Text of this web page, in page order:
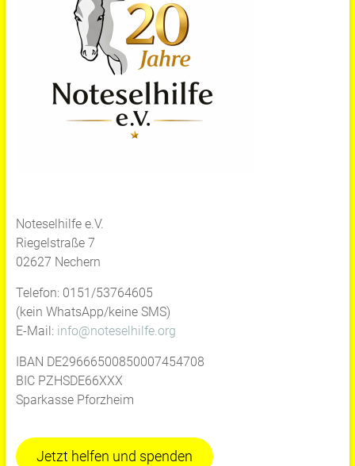
Noteselhilfe e.V.
Riegelstraße 7
02627 Nechern
Telefon: 0151/53764605
(kein WhatsApp/keine SMS)
E-Mail: info@noteselhilfe.org
IBAN DE29666500850007454708
BIC PZHSDE66XXX
Sparkasse Pforzheim
Jetzt helfen und spenden